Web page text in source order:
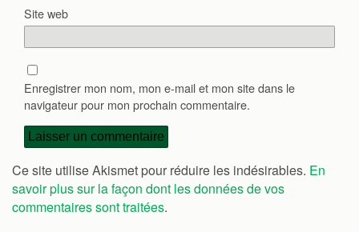
Site web
Enregistrer mon nom, mon e-mail et mon site dans le
navigateur pour mon prochain commentaire.
Ce site utilise Akismet pour réduire les indésirables. En
savoir plus sur la façon dont les données de vos
commentaires sont traitées.